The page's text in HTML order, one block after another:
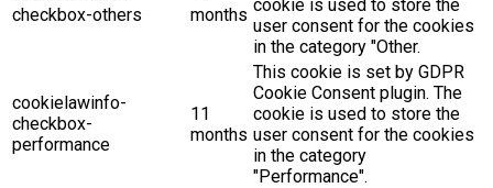
checkbox-others
months cookie is used to store the
user consent for the cookies
in the category "Other.
cookielawinfo-
checkbox-
performance
11
months
This cookie is set by GDPR
Cookie Consent plugin. The
cookie is used to store the
user consent for the cookies
in the category
"Performance".